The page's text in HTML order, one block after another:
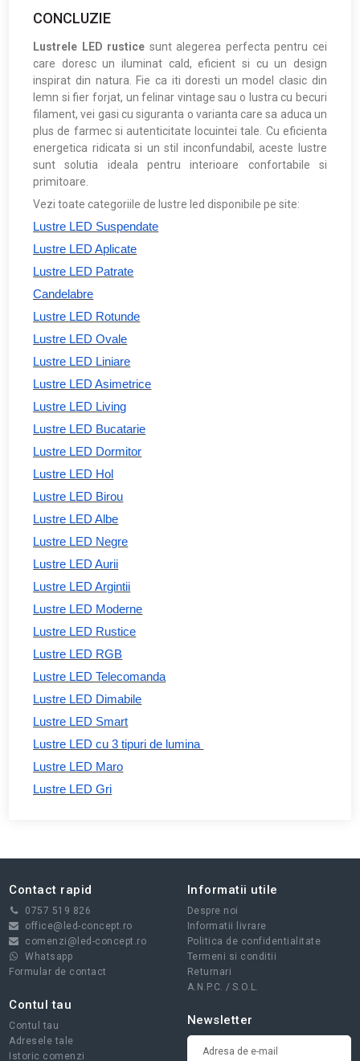
CONCLUZIE
Lustrele LED rustice sunt alegerea perfecta pentru cei
care doresc un iluminat cald, eficient si cu un design
inspirat din natura. Fie ca iti doresti un model clasic din
lemn si fier forjat, un felinar vintage sau o lustra cu becuri
filament, vei gasi cu siguranta o varianta care sa aduca un
plus de farmec si autenticitate locuintei tale. Cu eficienta
energetica ridicata si un stil inconfundabil, aceste lustre
sunt solutia ideala pentru interioare confortabile si
primitoare.
Vezi toate categoriile de lustre led disponibile pe site:
Lustre LED Suspendate
Lustre LED Aplicate
Lustre LED Patrate
Candelabre
Lustre LED Rotunde
Lustre LED Ovale
Lustre LED Liniare
Lustre LED Asimetrice
Lustre LED Living
Lustre LED Bucatarie
Lustre LED Dormitor
Lustre LED Hol
Lustre LED Birou
Lustre LED Albe
Lustre LED Negre
Lustre LED Aurii
Lustre LED Argintii
Lustre LED Moderne
Lustre LED Rustice
Lustre LED RGB
Lustre LED Telecomanda
Lustre LED Dimabile
Lustre LED Smart
Lustre LED cu 3 tipuri de lumina
Lustre LED Maro
Lustre LED Gri
Contact rapid
0757 519 826
office@led-concept.ro
comenzi@led-concept.ro
Whatsapp
Formular de contact
Informatii utile
Despre noi
Informatii livrare
Politica de confidentialitate
Termeni si conditii
Returnari
A.N.P.C. / S.O.L.
Contul tau
Contul tau
Adresele tale
Istoric comenzi
Newsletter